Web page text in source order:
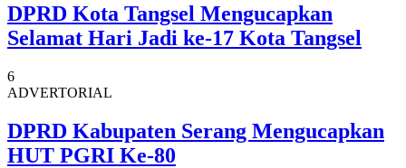
DPRD Kota Tangsel Mengucapkan
Selamat Hari Jadi ke-17 Kota Tangsel
6
ADVERTORIAL
DPRD Kabupaten Serang Mengucapkan
HUT PGRI Ke-80